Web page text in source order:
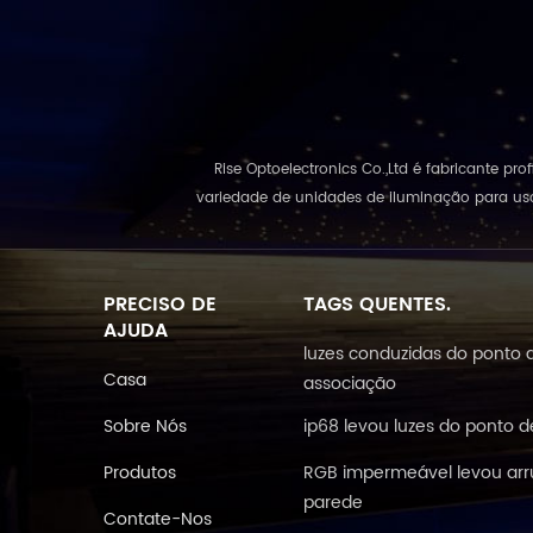
Rise Optoelectronics Co.,Ltd é fabricante
variedade de unidades de iluminação para
PRECISO DE
AJUDA
Casa
Sobre Nós
Produtos
Contate-Nos
TAGS QUENTES.
luzes conduzidas do ponto
associação
ip68 levou luzes do ponto
RGB impermeável levou
parede